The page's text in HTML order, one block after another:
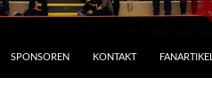
SPONSOREN KONTAKT FANARTIKEL